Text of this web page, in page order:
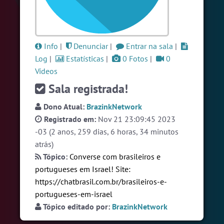
#LoveHits
4 pessoas
#ParaisoTropical
4 pessoas
#RadioModao
4 pessoas
Ver todas as salas
🎁 Promoção 🛍 Crie seu Chat e Rádio 📻
com Site e Chat Bot 🤖 de Pedidos
English Português
Info | Denunciar| Entrar na sala |
Log | Estatísticas | 0 Fotos |
0
Vídeos
Sala registrada!
Dono Atual: BrazinkNetwork
Registrado em: Nov 21 23:09:45 2023
-03 (2 anos, 259 dias, 6 horas, 34 minutos
atrás)
Tópico: Converse com brasileiros e
portugueses em Israel! Site:
https://chatbrasil.com.br/brasileiros-e-
portugueses-em-israel
Tópico editado por: BrazinkNetwork